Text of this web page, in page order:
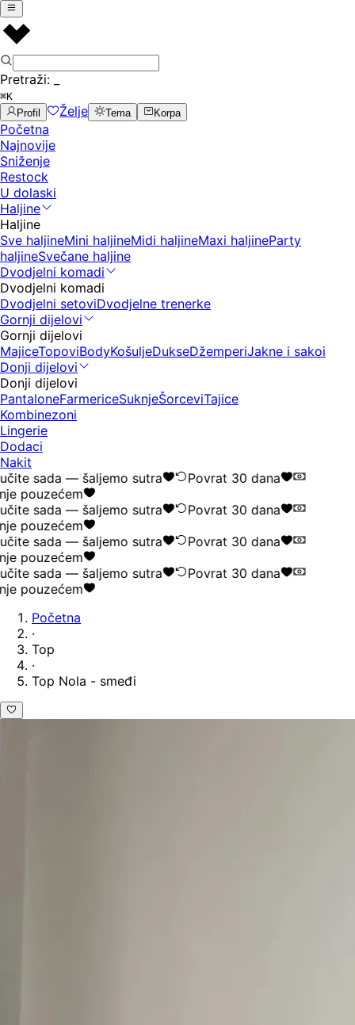
Pretraži:
⌘K
Profil
Želje Tema Korpa
Početna
Najnovije
Sniženje
Restock
U dolaski
Haljine
Haljine
Sve haljineMini haljineMidi haljineMaxi haljineParty
haljineSvečane haljine
Dvodjelni komadi
Dvodjelni komadi
Dvodjelni setoviDvodjelne trenerke
Gornji dijelovi
Gornji dijelovi
MajiceTopoviBodyKošuljeDukseDžemperiJakne i sakoi
Donji dijelovi
Donji dijelovi
PantaloneFarmericeSuknjeŠorceviTajice
Kombinezoni
Lingerie
Dodaci
Nakit
sada — šaljemo sutra
Povrat 30 dana
pouzećem
sada — šaljemo sutra
Povrat 30 dana
pouzećem
sada — šaljemo sutra
Povrat 30 dana
pouzećem
sada — šaljemo sutra
Povrat 30 dana
pouzećem
Početna
·
Top
·
Top Nola - smeđi